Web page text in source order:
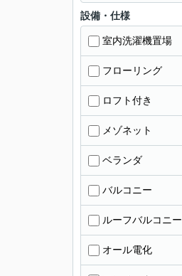
設備・仕様
室内洗濯機置場
フローリング
ロフト付き
メゾネット
ベランダ
バルコニー
ルーフバルコニー
オール電化